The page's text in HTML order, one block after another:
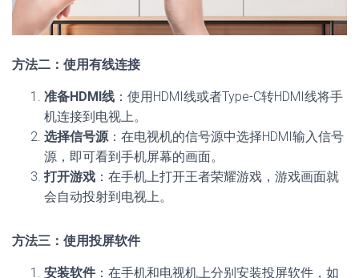
方法二：使用有线连接
准备HDMI线 ：使用HDMI线或者Type-C转HDMI线将手
机连接到电视上。
选择信号源：在电视机的信号源中选择HDMI输入信号
源，即可看到手机屏幕的画面。
打开游戏 ：在手机上打开王者荣耀游戏，游戏画面就
会自动投射到电视上。
方法三：使用投屏软件
安装软件：在手机和电视机上分别安装投屏软件，如